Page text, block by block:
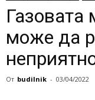
Газовата
може да
От budilnik - 03/04/2022